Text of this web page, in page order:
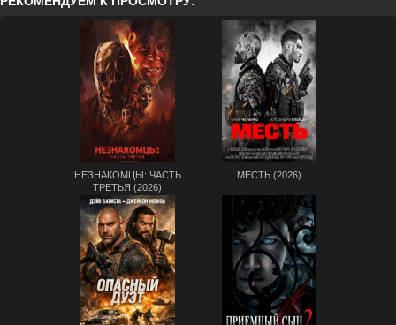
НЕЗНАКОМЦЫ: ЧАСТЬ
ТРЕТЬЯ (2026)
МЕСТЬ (2026)